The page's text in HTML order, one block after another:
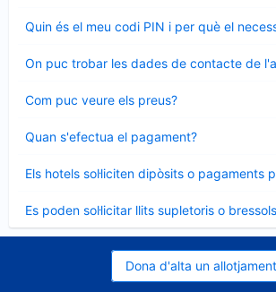
Quin és el meu codi PIN i per què el
tancat
On puc trobar les dades de contacte de
tancat
Com puc veure els preus?
tancat
Quan s'efectua el pagament?
tancat
Els hotels sol·liciten dipòsits o pagaments
tancat
Es poden sol·licitar llits supletoris o
tancat
Dona d'alta un allotjament